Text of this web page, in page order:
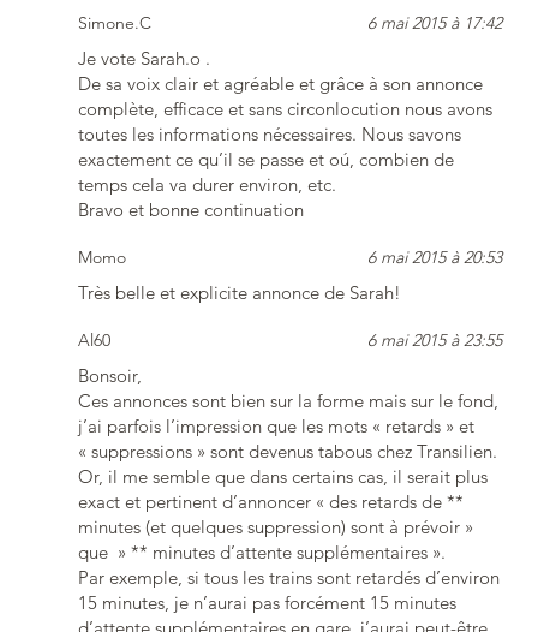
Simone.C 6 mai 2015 à 17:42
Je vote Sarah.o .
De sa voix clair et agréable et grâce à son annonce
complète, efficace et sans circonlocution nous avons
toutes les informations nécessaires. Nous savons
exactement ce qu’il se passe et oú, combien de
temps cela va durer environ, etc.
Bravo et bonne continuation
Momo 6 mai 2015 à 20:53
Très belle et explicite annonce de Sarah!
Al60 6 mai 2015 à 23:55
Bonsoir,
Ces annonces sont bien sur la forme mais sur le fond,
j’ai parfois l’impression que les mots « retards » et
« suppressions » sont devenus tabous chez Transilien.
Or, il me semble que dans certains cas, il serait plus
exact et pertinent d’annoncer « des retards de **
minutes (et quelques suppression) sont à prévoir »
que » ** minutes d’attente supplémentaires ».
Par exemple, si tous les trains sont retardés d’environ
15 minutes, je n’aurai pas forcément 15 minutes
d’attente supplémentaires en gare, j’aurai peut-être